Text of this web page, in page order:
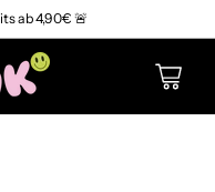
ab 4,90€ 🚨